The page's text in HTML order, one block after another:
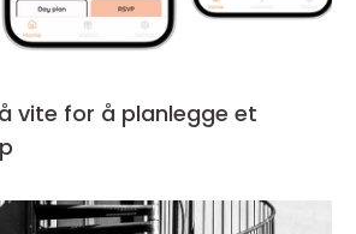
vite for å planlegge et